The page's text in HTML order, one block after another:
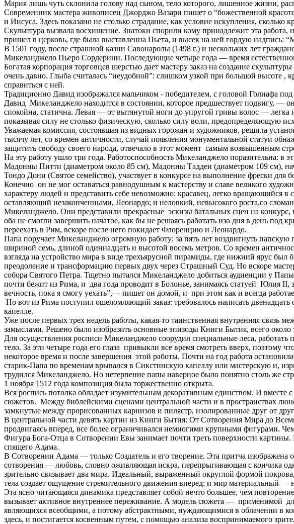
Мария лишь чуть склонила голову над сыном, тело которого, лишенное жизни,
Современник мастера живописец Джорджо Вазари пишет о “божественной
и Иисуса. Здесь показано не столько страдание, как условие искупления, сколько
Скульптура вызвала восхищение. Знатоки спорили кому принадлежит эта
пришел в церковь, где была выставленна Пьета, и высек на ней гордую надпись:
В 1501 году, после страшной казни Савонаролы (1498 г.) и нескольких лет
Микеланджело Пьеро Сордерини. Последующие четыре года — время
Богатая корпорация торговцев шерстью дает мастеру заказ на создание
очень давно. Глыба считалась “неудобной”: слишком узкой при большой высоте
справиться с ней.
Традиционно Давид изображался мальчиком - победителем, с головой Голиафа
Давид Микеланджело находится в состоянии, которое предшествует подвигу, —
спокойна, статична. Левая — от вытянутой ноги до упругой гривы волос — легка
показывая силу не столько физическую, сколько силу воли, предопределяющую
Уважаемая комиссия, состоявшая из видных горожан и художников, решила
тысячу лет, со времен античности, случай появления монументальной статуи
защитить свободу своего народа, отвечало в этот момент самым возвышенным
На эту работу ушло три года. Работоспособность Микеланджело поразительна:
Мадонны Питти (диаметром около 85 см), Мадонны Таддеи (диаметром 109 см),
Тондо Дони (Святое семейство), участвует в конкурсе на выполнение фрески
Конечно он не мог оставаться равнодушным к мастерству и славе великого
характеру людей и представить себе невозможно: красавец, легко вращающийся
оставляющий незаконченными, Леонардо; и неловкий, невысокого роста,со
Микеланджело. Они представили прекрасные эскизы батальных сцен на
оба не смогли завершить начатое, как бы не решаясь работать изо дня в день
переехать в Рим, вскоре после него покидает Флоренцию и Леонардо.
Папа поручает Микеланджело огромную работу: за пять лет воздвигнуть
шириной семь, длиной одиннадцать и высотой восемь метров. Со времен
взгляда на устройство мира в виде трехъярусной пирамиды, где нижний ярус
преодоление и трансформацию первых двух через Страшный Суд. Но вскоре
собора Святого Петра. Тщетно пытался Микеланджело добиться аудиенции у
почти бежит из Рима, и два года проводит в Болонье, занимаясь статуей Юлия II,
вечность, пока я смогу уехать”,— пишет он домой, и при этом как и всегда
Но вот из Рима поступил ошеломляющий заказ: требовалось написать
капелле.
Уже после первых трех недель работы, какая-то таинственная внутренняя связь
замыслами. Решено было изобразить основные эпизоды Книги Бытия, всего около
Для осуществления росписи Микеланджело соорудил специальные леса, работать
тело. За эти четыре года его глаза привыкли все время смотреть вверх, поэтому
некоторое время и после завершения этой работы. Почти на год работа
старик-Папа по временам врывался в Сикстинскую капеллу или мастерскую и,
трудился Микеланджело. Но нетерпение папы наверное было понятно столь же
1 ноября 1512 года композиция была торжественно открыта.
Вся роспись потолка обладает изумительным декоративным единством. И вместе
сюжетов. Между библейскими сценами центральной части и в пространствах
замкнутые между прорисованных карнизов и пилястр, изолированные друг от
В центральной части девять картин из Книги Бытия: От Сотворения Мира до
продвигаясь вперед, все более ограничивался немногими крупными фигурами.
Фигура Бога-Отца в Сотворении Евы занимает почти треть поверхности картины.
спящего Адама.
В Сотворении Адама — только Создатель и его творение. Эта притча изображена
сотворения — любовь, словно оживляющая искра, перепрыгивающая с кончика
зрительно связывает два мира. Идеальный, выраженный округлой формой
тела создает ощущение стремительного движения вперед; и мир материальный
Эта ясно читающаяся динамика представляет собой нечто большее, чем
вызывает активное внутреннее переживание. А модель сюжета — применимой
являющихся всеобщими, а потому абстрактными, нуждающимися в облачении в
здесь, и постигается косвенным путем, с помощью анализа воспринимаемого